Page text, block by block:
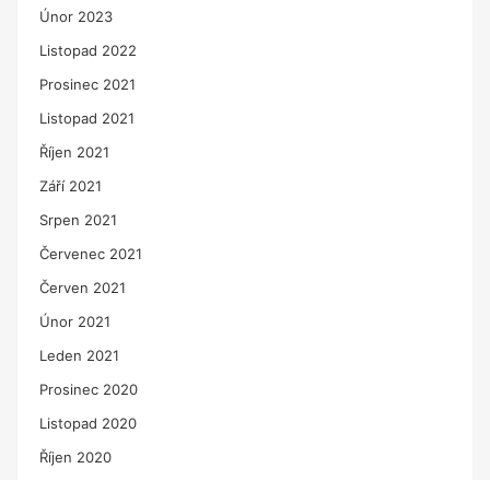
Únor 2023
Listopad 2022
Prosinec 2021
Listopad 2021
Říjen 2021
Září 2021
Srpen 2021
Červenec 2021
Červen 2021
Únor 2021
Leden 2021
Prosinec 2020
Listopad 2020
Říjen 2020